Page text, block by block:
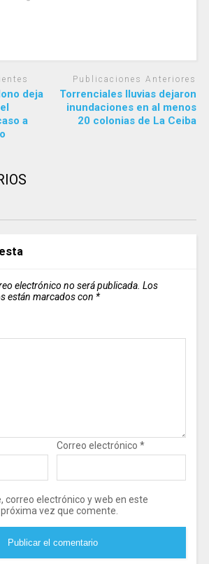
deja
a
Publicaciones Anteriores
Torrenciales lluvias dejaron
inundaciones en al menos
20 colonias de La Ceiba
electrónico no será publicada. Los
están marcados con *
Correo electrónico *
correo electrónico y web en este
vez que comente.